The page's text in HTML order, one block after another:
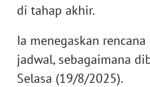
di tahap akhir.
Ia menegaskan
jadwal, sebagaimana
Selasa (19/8/2025).
MEDIA
SIBER